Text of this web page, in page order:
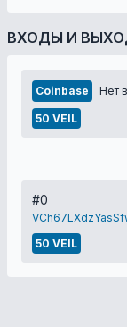
ВХОДЫ И
Coinbase Нет
50 VEIL
#0
50 VEIL